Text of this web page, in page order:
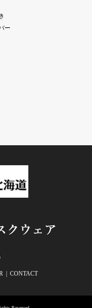
ー
CONTACT